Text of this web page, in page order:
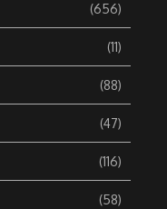
(656)
(11)
(88)
(47)
(116)
(58)